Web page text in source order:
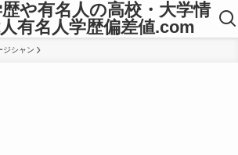
や有名人の高校・大学情
有名人学歴偏差値.com
ジシャン